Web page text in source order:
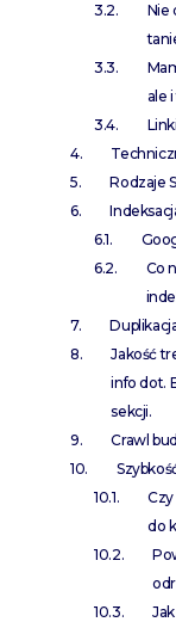
Nie
ale
Rodzaje
Co
Jakość
info dot.
sekcji.
Crawl
do